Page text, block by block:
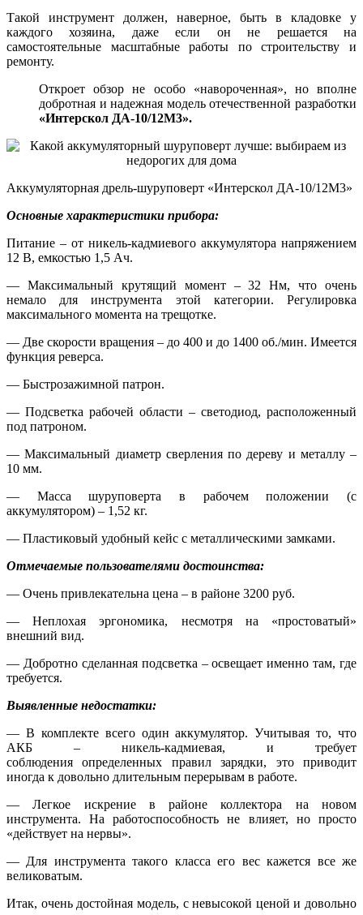
Такой инструмент должен, наверное, быть в кладовке у
каждого хозяина, даже если он не решается на
самостоятельные масштабные работы по строительству и
ремонту.
Откроет обзор не особо «навороченная», но вполне
добротная и надежная модель отечественной разработки
«Интерскол ДА-10/12М3».
Аккумуляторная дрель-шуруповерт «Интерскол ДА-10/12М3»
Основные характеристики прибора:
Питание – от никель-кадмиевого аккумулятора напряжением
12 В, емкостью 1,5 Ач.
— Максимальный крутящий момент – 32 Нм, что очень
немало для инструмента этой категории. Регулировка
максимального момента на трещотке.
— Две скорости вращения – до 400 и до 1400 об./мин. Имеется
функция реверса.
— Быстрозажимной патрон.
— Подсветка рабочей области – светодиод, расположенный
под патроном.
— Максимальный диаметр сверления по дереву и металлу –
10 мм.
— Масса шуруповерта в рабочем положении (с
аккумулятором) – 1,52 кг.
— Пластиковый удобный кейс с металлическими замками.
Отмечаемые пользователями достоинства:
— Очень привлекательна цена – в районе 3200 руб.
— Неплохая эргономика, несмотря на «простоватый»
внешний вид.
— Добротно сделанная подсветка – освещает именно там, где
требуется.
Выявленные недостатки:
— В комплекте всего один аккумулятор. Учитывая то, что
АКБ – никель-кадмиевая, и требует
соблюдения определенных правил зарядки, это приводит
иногда к довольно длительным перерывам в работе.
— Легкое искрение в районе коллектора на новом
инструмента. На работоспособность не влияет, но просто
«действует на нервы».
— Для инструмента такого класса его вес кажется все же
великоватым.
Итак, очень достойная модель, с невысокой ценой и довольно